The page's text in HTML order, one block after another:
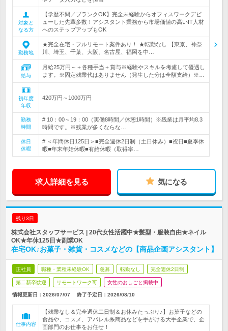
対象と
なる方
【学歴不問／ブランクOK】完全未経験からオフィスワークデビ
ューした先輩多数！アシスタント業務から市場価値の高いIT人材
へのステップアップもOK
勤務地
★完全在宅・フルリモート案件あり！ ★転勤なし 【東京、神奈
川、埼玉、千葉、大阪、名古屋、福岡を中…
給与
月給25万円～＋各種手当＋賞与※経験やスキルを考慮して優遇し
ます。※固定残業代はありません（発生した分は全額支給）※…
初年度
年収
420万円～1000万円
勤務
時間
# 10：00～19：00（実働8時間／休憩1時間）※残業は月平均8.3
時間です。※残業が多くならな…
休日
休暇
# ＜年間休日125日＞■完全週休2日制（土日休み）■祝日■夏季休
暇■年末年始休暇■有給休暇（取得率…
求人詳細を見る 気になる
残り3日
株式会社スタッフサービス | 20代女性活躍中★髪型・服装自由★ネイル
OK★年休125日★副業OK
在宅OK♪お菓子・雑貨・コスメなどの【商品企画アシスタント】
正社員 職種・業種未経験OK 急募 転勤なし 完全週休2日制
第二新卒歓迎 リモートワーク可 女性のおしごと掲載中
情報更新日：2026/07/07 終了予定日： 2026/08/10
仕事内容
【残業なし＆完全週休二日制＆お休みたっぷり♪】お菓子などの
食品や、コスメ、アパレル系商品などを手がける大手企業で、企
画部門のお仕事をお任せ！